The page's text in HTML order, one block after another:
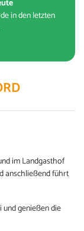
im Landgasthof
anschließend führt
genießen die
in den letzten